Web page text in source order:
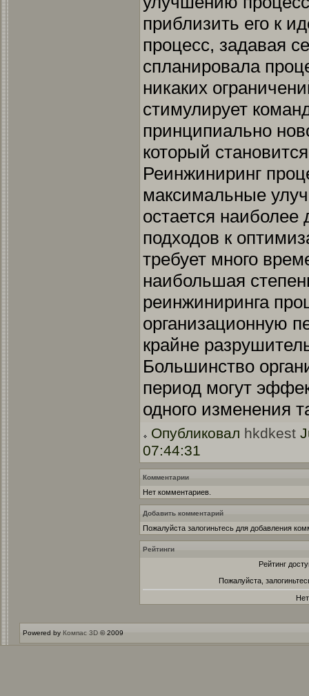
приблизить его к
процесс, задавая
спланировала
никаких
стимулирует
принципиально
который
Реинжиниринг
максимальные
остается наиболее
подходов к
требует много
наибольшая
реинжиниринга
организационную
крайне
Большинство
период могут
одного изменения
Опубликовал hkdkest
07:44:31
Комментарии
Нет комментариев.
Добавить комментарий
Пожалуйста залогиньтесь для добавления
Рейтинги
Рейтинг
Пожалуйста,
Powered by Компас 3D © 2009